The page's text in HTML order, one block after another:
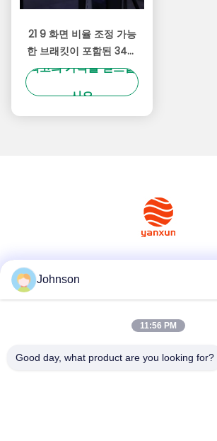
21 9 화면 비율 조정 가능
한 브래킷이 포함된 34인
치 게이밍 모니터 향상된
최고의 가격을 얻으십
시오
Tel
Johnson
11:56 PM
Good day, what product are you looking for?